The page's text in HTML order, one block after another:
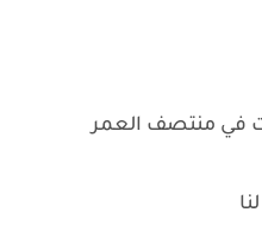
في منتصف العمر